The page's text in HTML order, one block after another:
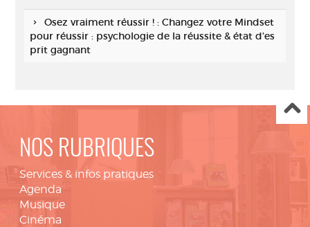
Osez vraiment réussir ! : Changez votre Mindset
pour réussir : psychologie de la réussite & état d’es
prit gagnant
NOS RUBRIQUES
Services & infos pratiques
Agenda
Musique
Cinéma